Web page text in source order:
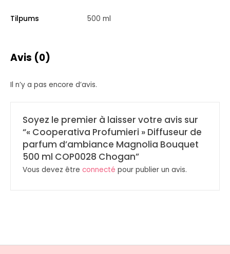
Tilpums 500 ml
Avis (0)
Il n’y a pas encore d’avis.
Soyez le premier à laisser votre avis sur
“« Cooperativa Profumieri » Diffuseur de
parfum d’ambiance Magnolia Bouquet
500 ml COP0028 Chogan”
Vous devez être connecté pour publier un avis.